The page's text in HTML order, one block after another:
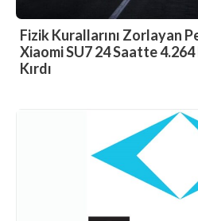
Fizik Kurallarını Zorlayan
Xiaomi SU7 24 Saatte
Kırdı